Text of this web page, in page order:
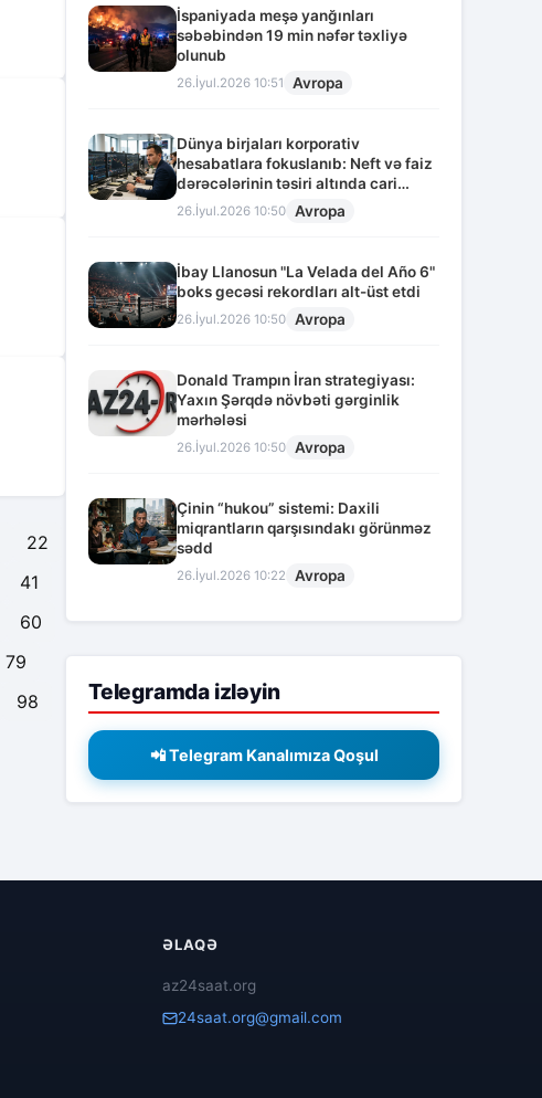
22
41
60
79
98
İspaniyada meşə yanğınları
səbəbindən 19 min nəfər təxliyə
olunub
26.İyul.2026 10:51 Avropa
Dünya birjaları korporativ
hesabatlara fokuslanıb: Neft və faiz
dərəcələrinin təsiri altında cari
vəziyyət
26.İyul.2026 10:50 Avropa
İbay Llanosun "La Velada del Año 6"
boks gecəsi rekordları alt-üst etdi
26.İyul.2026 10:50 Avropa
Donald Trampın İran strategiyası:
Yaxın Şərqdə növbəti gərginlik
mərhələsi
26.İyul.2026 10:50 Avropa
Çinin “hukou” sistemi: Daxili
miqrantların qarşısındakı görünməz
sədd
26.İyul.2026 10:22 Avropa
Telegramda izləyin
📲 Telegram Kanalımıza Qoşul
ƏLAQƏ
az24saat.org
24saat.org@gmail.com